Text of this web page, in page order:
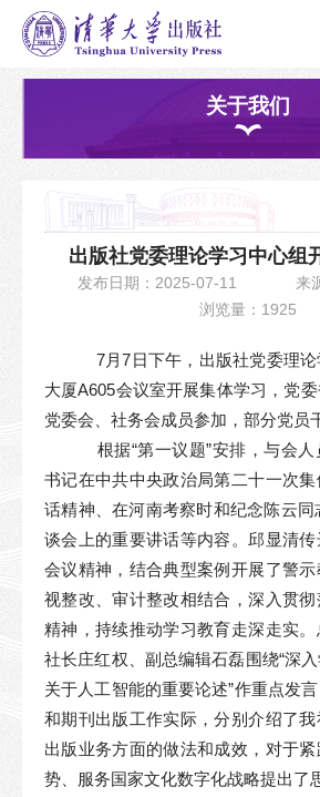
关于我们
出版社党委理论学习中心组
发布日期：2025-07-11
来
浏览量：1925
7月7日下午，出版社党委理论
大厦A605会议室开展集体学习，党委
党委会、社务会成员参加，部分党员
根据“第一议题”安排，与会人
书记在中共中央政治局第二十一次
话精神、在河南考察时和纪念陈云同
谈会上的重要讲话等内容。邱显清
会议精神，结合典型案例开展了警
视整改、审计整改相结合，深入贯
精神，持续推动学习教育走深走实。
社长庄红权、副总编辑石磊围绕“深
关于人工智能的重要论述”作重点发
和期刊出版工作实际，分别介绍了
出版业务方面的做法和成效，对于
势、服务国家文化数字化战略提出了